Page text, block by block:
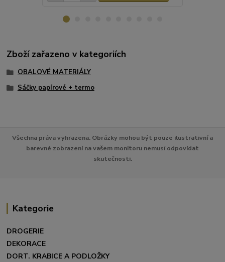
Zboží zařazeno v kategoriích
OBALOVÉ MATERIÁLY
Sáčky papírové + termo
Všechna práva vyhrazena. Obrázky mohou být pouze ilustrativní a
barevné zobrazení na vašem monitoru nemusí odpovídat
skutečnosti.
Kategorie
DROGERIE
DEKORACE
DORT. KRABICE A PODLOŽKY